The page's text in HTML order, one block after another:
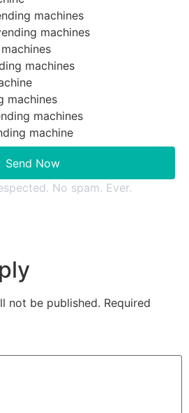
machines
machines
machines
machines
machines
machine
Send Now
No spam. Ever.
not be published. Required